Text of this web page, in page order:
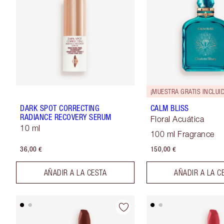
DARK SPOT CORRECTING
RADIANCE RECOVERY SERUM
10 ml
36,00 €
AÑADIR A LA CESTA
¡MUESTRA GRATIS
CALM BLISS
Floral Acuática
100 ml Fragrance
150,00 €
AÑADIR A LA